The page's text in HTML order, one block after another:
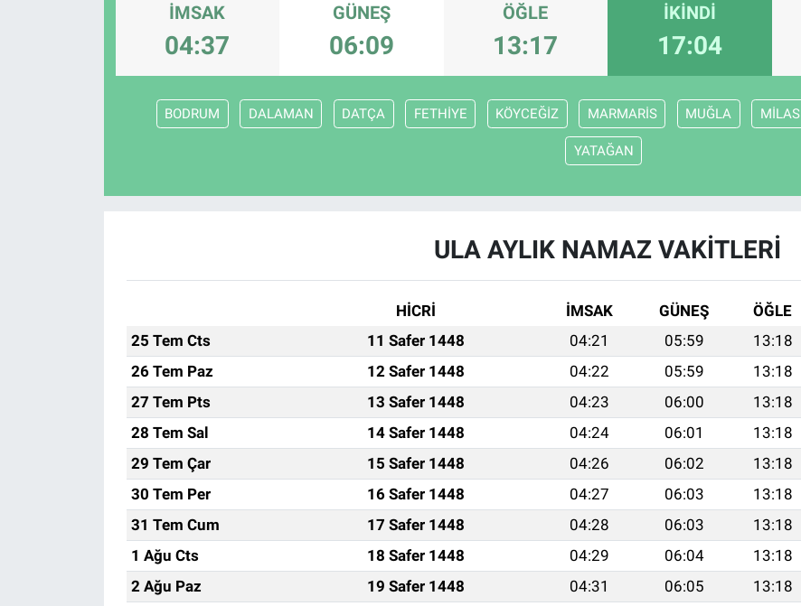
İMSAK
04:37
GÜNEŞ
06:09
ÖĞLE
13:17
İKINDI
17:04
BODRUM DALAMAN DATÇA FETHİYE KÖYCEĞİZ MARMARİS MUĞLA MİLAS
YATAĞAN
ULA AYLIK NAMAZ VAKITLERI
HİCRİ İMSAK GÜNEŞ ÖĞLE
25 Tem Cts
11 Safer 1448 04:21 05:59 13:18
26 Tem Paz
12 Safer 1448 04:22 05:59 13:18
27 Tem Pts
13 Safer 1448 04:23 06:00 13:18
28 Tem Sal
14 Safer 1448 04:24 06:01 13:18
29 Tem Çar
15 Safer 1448 04:26 06:02 13:18
30 Tem Per
16 Safer 1448 04:27 06:03 13:18
31 Tem Cum
17 Safer 1448 04:28 06:03 13:18
1 Ağu Cts
18 Safer 1448 04:29 06:04 13:18
2 Ağu Paz
19 Safer 1448 04:31 06:05 13:18